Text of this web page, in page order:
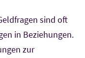
sind oft
in Beziehungen.
zur